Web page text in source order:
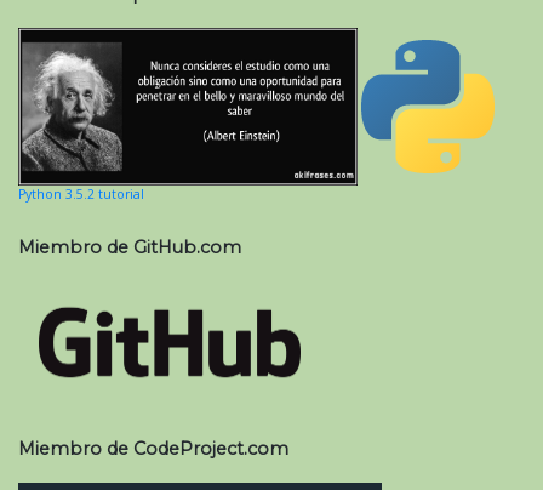
Python 3.5.2 tutorial
Miembro de GitHub.com
Miembro de CodeProject.com